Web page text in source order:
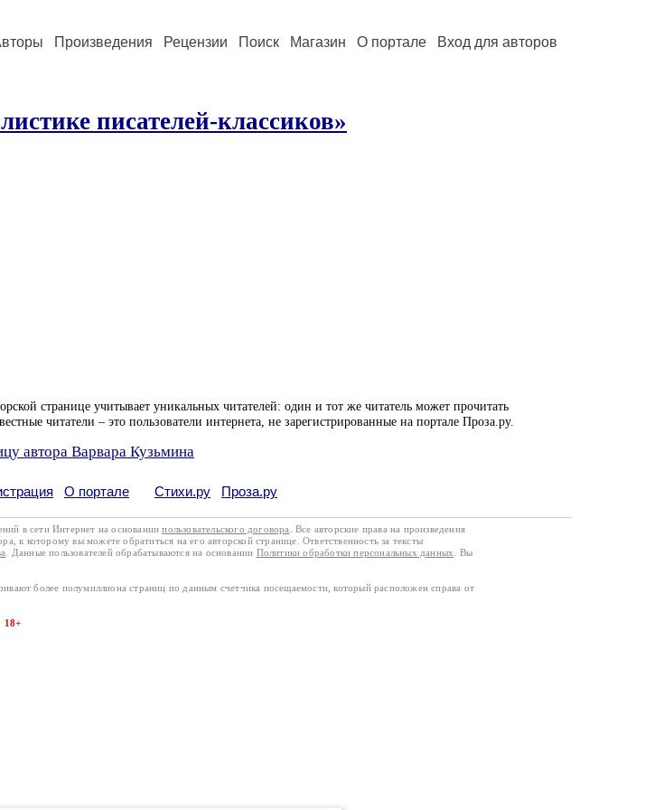
Произведения Рецензии Поиск Магазин О портале Вход для авторов
писателей-классиков»
странице учитывает уникальных читателей: один и тот же читатель может прочитать
читатели – это пользователи интернета, не зарегистрированные на портале Проза.ру.
автора Варвара Кузьмина
О портале Стихи.ру Проза.ру
в сети Интернет на основаниипользовательского договора
. Все авторские права на произведения
к которому вы можете обратиться на его авторской странице. Ответственность за тексты
. Данные пользователей обрабатываются на основании Политики обработки персональных данных
. Вы
более полумиллиона страниц по данным счетчика посещаемости, который расположен справа от
18+